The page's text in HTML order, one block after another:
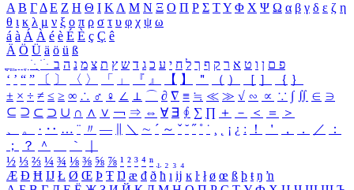
Α Β ΓΔ Ε Ζ Η Θ Ι ΚΛ Μ Ν Ξ Ο Π Ρ Σ ΤΥ Φ Χ Ψ Ω α β γ δ ε ζ η
θ ι κ λ μ ν ξ ο π ρ σ τ υ φ χ ψ ω
á à Á À é è É È ç Ç ê
Ä Ö Ü ä ö ü ß
ִֶֹ ֻּ ׁׂ פ ם ן ו ט א ר ק ף ך ל ח י ע כ ג ד ש ץ ת צ מ נ ה ב
‘ ’ “ ” 〔 〕 〈 〉 「 」 『 』 【 】 ＂ （ ） ［ ］ ｛ ｝
± × ÷ ≠ ≤ ≥ ∞ ∴ ♂ ♀ ∠ ⊥ ⌒ ∂ ∇ ≡ ≒ ≪ ≫ √ ∽ ∝ ∵ ∫ ∬ ∈ ∋
⊆ ⊇ ⊂ ⊃ ∪ ∩ ∧ ∨ ￢ ⇒ ⇔ ∀ ∃ ∮ ∑ ∏ ＋ － ＜ ＝
＞
、
。 · ‥ … ¨ 〃 ― ＼ ∼ ´ ～ ˇ ˘ ˝ ˚ ˙ ¸ ¡ ¿ ː ！ ＇ ， ． ／
：
；
？ ＾ ｀
½ ⅓ ⅔ ¼ ¾ ⅛ ⅜ ⅝ ⅞ ¹ ² ³ ⁴ ⁿ ₁ ₂ ₃ ₄
Æ Ð Ħ Ĳ Ł Ø Œ Þ Ŧ Ŋ æ đ ð ħ ı ĳ ĸ ŀ ł ø œ ß þ ŧ ŋ ŉ